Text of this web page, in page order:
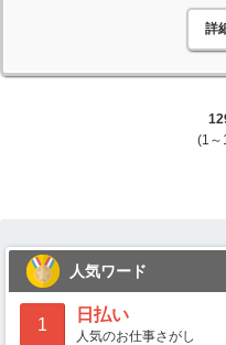
詳
(1～
人気ワード
1
日払い
人気のお仕事さがし